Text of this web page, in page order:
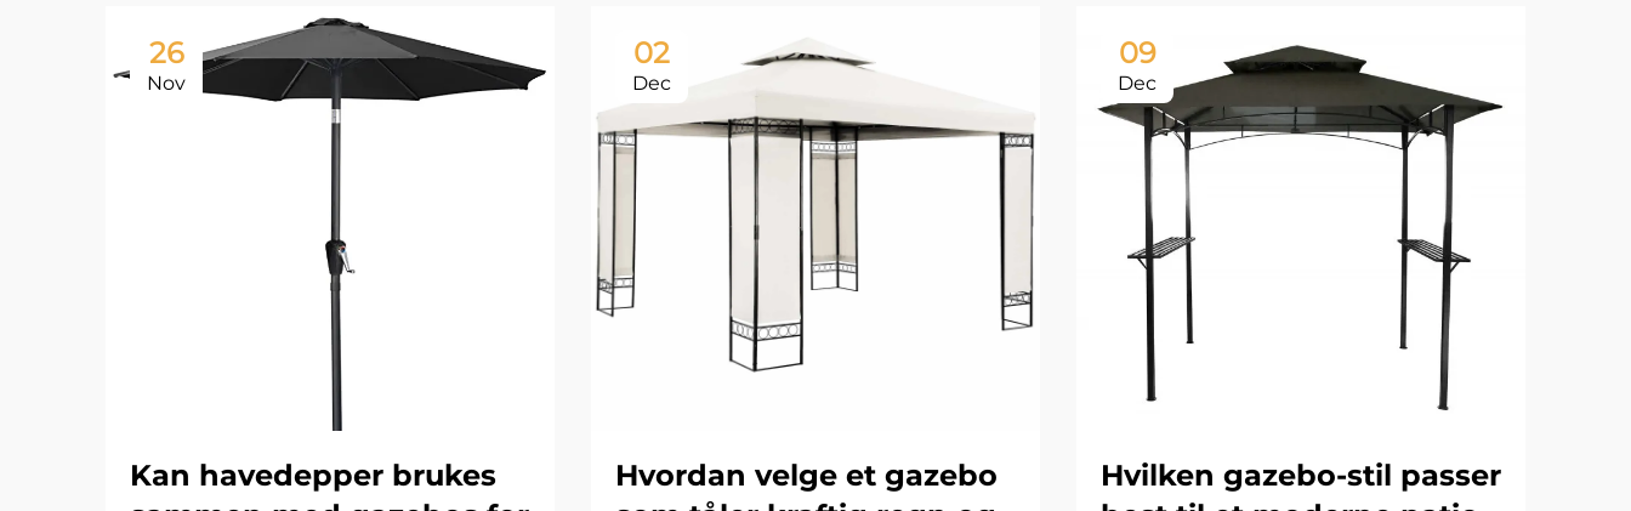
26
Nov
Kan havedepper brukes
02
Dec
Hvordan velge et gazebo
09
Dec
Hvilken gazebo-stil passer